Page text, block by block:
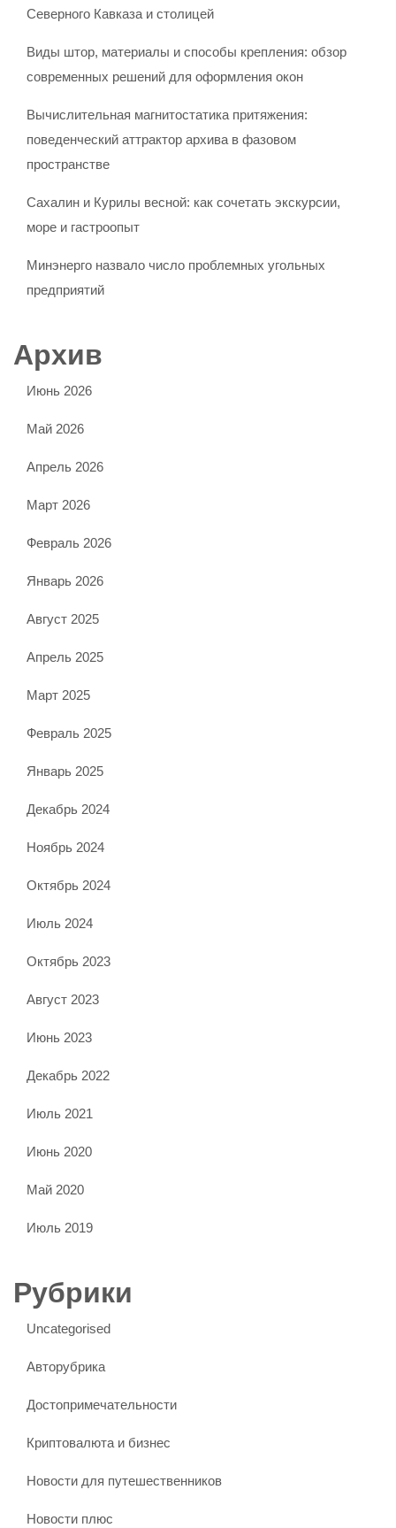
Северного Кавказа и столицей
Виды штор, материалы и способы крепления: обзор
современных решений для оформления окон
Вычислительная магнитостатика притяжения:
поведенческий аттрактор архива в фазовом
пространстве
Сахалин и Курилы весной: как сочетать экскурсии,
море и гастроопыт
Минэнерго назвало число проблемных угольных
предприятий
Архив
Июнь 2026
Май 2026
Апрель 2026
Март 2026
Февраль 2026
Январь 2026
Август 2025
Апрель 2025
Март 2025
Февраль 2025
Январь 2025
Декабрь 2024
Ноябрь 2024
Октябрь 2024
Июль 2024
Октябрь 2023
Август 2023
Июнь 2023
Декабрь 2022
Июль 2021
Июнь 2020
Май 2020
Июль 2019
Рубрики
Uncategorised
Авторубрика
Достопримечательности
Криптовалюта и бизнес
Новости для путешественников
Новости плюс